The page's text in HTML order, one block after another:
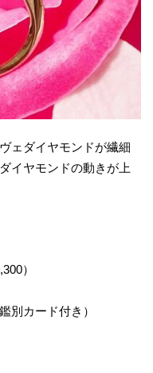
ェダイヤモンドが繊細
イヤモンドの動きが上
）
別カード付き）